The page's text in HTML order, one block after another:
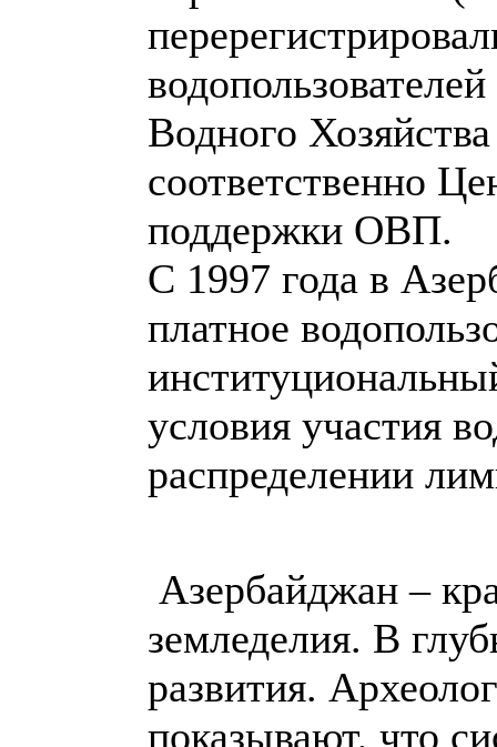
Водного
соответственно
поддержки ОВП.
С 1997 года в
платное
условия участия
распределении
Азербайджан –
земледелия. В
развития.
показывают, что